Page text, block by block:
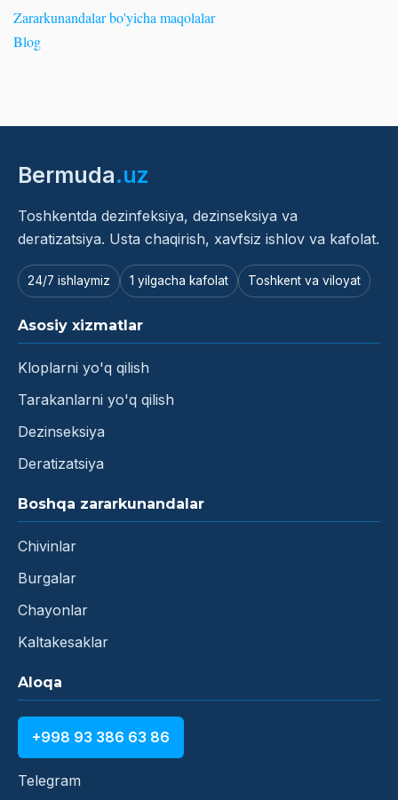
Zararkunandalar bo'yicha maqolalar
Blog
Bermuda.uz
Toshkentda dezinfeksiya, dezinseksiya va
deratizatsiya. Usta chaqirish, xavfsiz ishlov va kafolat.
24/7 ishlaymiz 1 yilgacha kafolat Toshkent va viloyat
Asosiy xizmatlar
Kloplarni yo'q qilish
Tarakanlarni yo'q qilish
Dezinseksiya
Deratizatsiya
Boshqa zararkunandalar
Chivinlar
Burgalar
Chayonlar
Kaltakesaklar
Aloqa
+998 93 386 63 86
Telegram